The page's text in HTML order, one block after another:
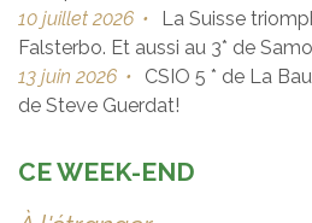
10 juillet 2026 •
La Suisse
Falsterbo. Et aussi au 3* de
13 juin 2026 •
CSIO 5 * de La
de Steve Guerdat!
CE WEEK-END